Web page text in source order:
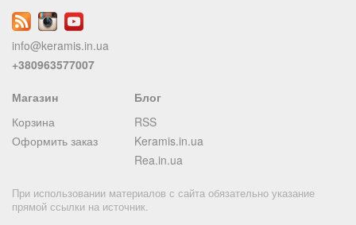
info@keramis.in.ua
+380963577007
Магазин
Корзина
Оформить заказ
Блог
RSS
Keramis.in.ua
Rea.in.ua
При использовании материалов с сайта обязательно указание
прямой ссылки на источник.